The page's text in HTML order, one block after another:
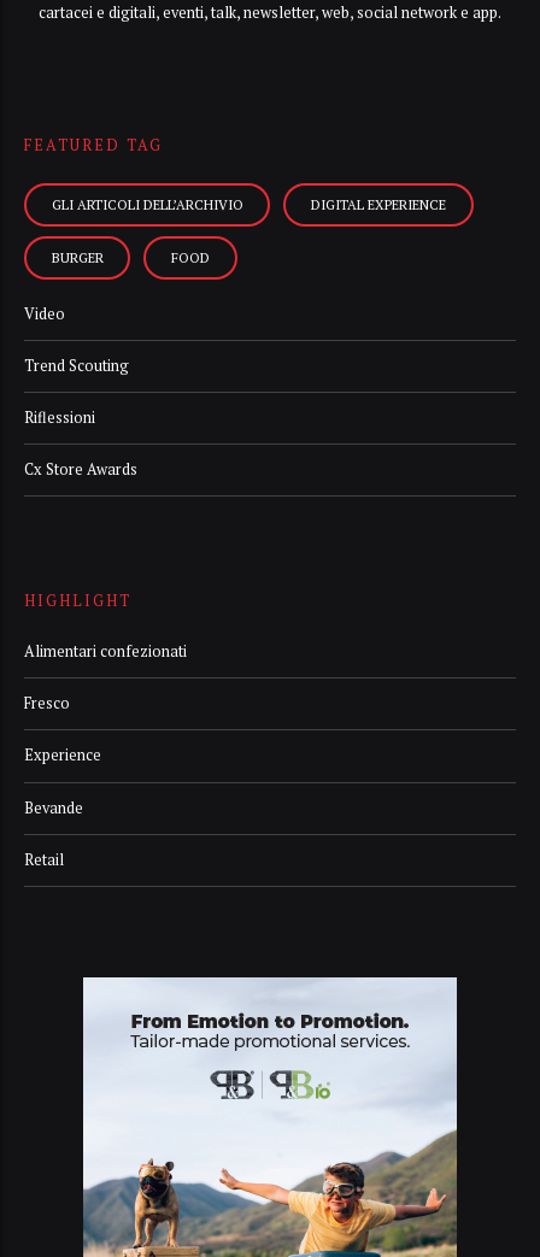
cartacei e digitali, eventi, talk, newsletter, web, social network e app.
FEATURED TAG
GLI ARTICOLI DELL’ARCHIVIO DIGITAL EXPERIENCE
BURGER FOOD
Video
Trend Scouting
Riflessioni
Cx Store Awards
HIGHLIGHT
Alimentari confezionati
Fresco
Experience
Bevande
Retail